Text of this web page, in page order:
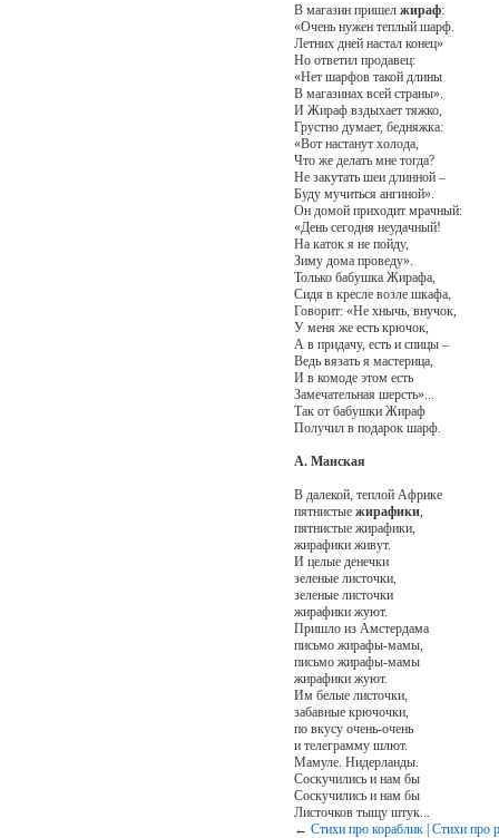
В магазин пришел жираф:
«Очень нужен теплый шарф.
Летних дней настал конец»
Но ответил продавец:
«Нет шарфов такой длины
В магазинах всей страны».
И Жираф вздыхает тяжко,
Грустно думает, бедняжка:
«Вот настанут холода,
Что же делать мне тогда?
Не закутать шеи длинной –
Буду мучиться ангиной».
Он домой приходит мрачный:
«День сегодня неудачный!
На каток я не пойду,
Зиму дома проведу».
Только бабушка Жирафа,
Сидя в кресле возле шкафа,
Говорит: «Не хнычь, внучок,
У меня же есть крючок,
А в придачу, есть и спицы –
Ведь вязать я мастерица,
И в комоде этом есть
Замечательная шерсть»...
Так от бабушки Жираф
Получил в подарок шарф.
А. Манская
В далекой, теплой Африке
пятнистые жирафики,
пятнистые жирафики,
жирафики живут.
И целые денечки
зеленые листочки,
зеленые листочки
жирафики жуют.
Пришло из Амстердама
письмо жирафы-мамы,
письмо жирафы-мамы
жирафики жуют.
Им белые листочки,
забавные крючочки,
по вкусу очень-очень
и телеграмму шлют.
Мамуле. Нидерланды.
Соскучились и нам бы
Соскучились и нам бы
Листочков тыщу штук...
← Стихи про кораблик| Стихи про